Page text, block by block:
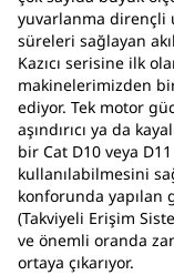
yuvarlanma dirençli
süreleri sağlayan
Kazıcı serisine ilk
makinelerimizden
ediyor. Tek motor
aşındırıcı ya da
bir Cat D10 veya
kullanılabilmesini
konforunda yapılan
(Takviyeli Erişim
ve önemli oranda
ortaya çıkarıyor.